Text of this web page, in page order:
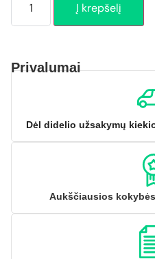
Į krepšelį
Privalumai
Dėl didelio užsakymų
Aukščiausios